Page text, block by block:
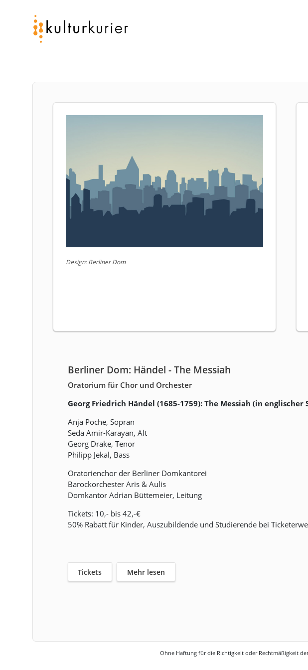
Design: Berliner Dom
Berliner Dom: Händel - The Messiah
Oratorium für Chor und Orchester
Georg Friedrich Händel (1685-1759): The Messiah (in englischer
Anja Pöche, Sopran
Seda Amir-Karayan, Alt
Georg Drake, Tenor
Philipp Jekal, Bass
Oratorienchor der Berliner Domkantorei
Barockorchester Aris & Aulis
Domkantor Adrian Büttemeier, Leitung
Tickets: 10,- bis 42,-€
50% Rabatt für Kinder, Auszubildende und Studierende bei
Tickets Mehr lesen
Ohne Haftung für die Richtigkeit oder Rechtmäßigkeit